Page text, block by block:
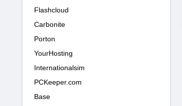
Flashcloud
Carbonite
Porton
YourHosting
Internationalsim
PCKeeper.com
Base